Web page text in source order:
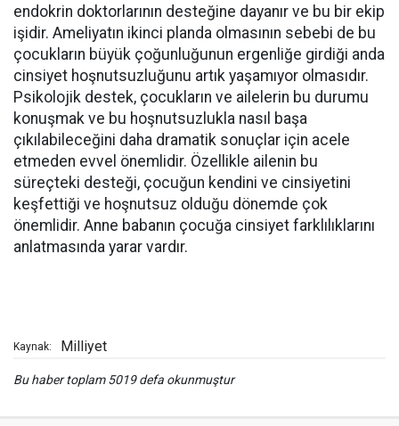
endokrin doktorlarının desteğine dayanır ve bu bir ekip
işidir. Ameliyatın ikinci planda olmasının sebebi de bu
çocukların büyük çoğunluğunun ergenliğe girdiği anda
cinsiyet hoşnutsuzluğunu artık yaşamıyor olmasıdır.
Psikolojik destek, çocukların ve ailelerin bu durumu
konuşmak ve bu hoşnutsuzlukla nasıl başa
çıkılabileceğini daha dramatik sonuçlar için acele
etmeden evvel önemlidir. Özellikle ailenin bu
süreçteki desteği, çocuğun kendini ve cinsiyetini
keşfettiği ve hoşnutsuz olduğu dönemde çok
önemlidir. Anne babanın çocuğa cinsiyet farklılıklarını
anlatmasında yarar vardır.
Kaynak: Milliyet
Bu haber toplam 5019 defa okunmuştur